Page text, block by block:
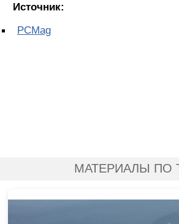
Источник:
PCMag
МАТЕРИАЛЫ ПО